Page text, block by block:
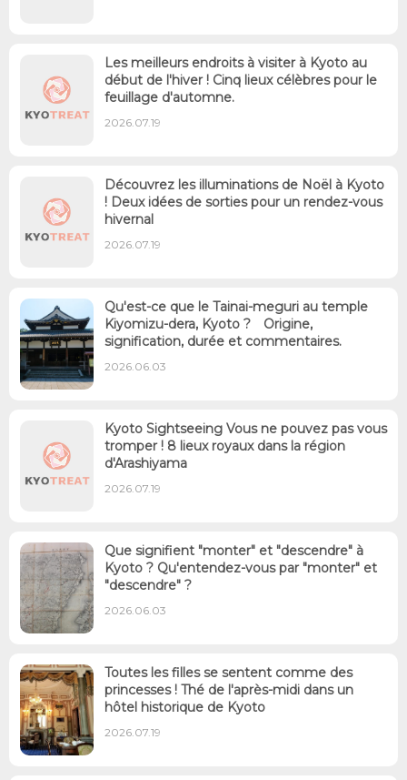
Les meilleurs endroits à visiter à Kyoto au
début de l'hiver ! Cinq lieux célèbres pour le
feuillage d'automne.
2026.07.19
Découvrez les illuminations de Noël à Kyoto
! Deux idées de sorties pour un rendez-vous
hivernal
2026.07.19
Qu'est-ce que le Tainai-meguri au temple
Kiyomizu-dera, Kyoto ? Origine,
signification, durée et commentaires.
2026.06.03
Kyoto Sightseeing Vous ne pouvez pas vous
tromper ! 8 lieux royaux dans la région
d'Arashiyama
2026.07.19
Que signifient "monter" et "descendre" à
Kyoto ? Qu'entendez-vous par "monter" et
"descendre" ?
2026.06.03
Toutes les filles se sentent comme des
princesses ! Thé de l'après-midi dans un
hôtel historique de Kyoto
2026.07.19